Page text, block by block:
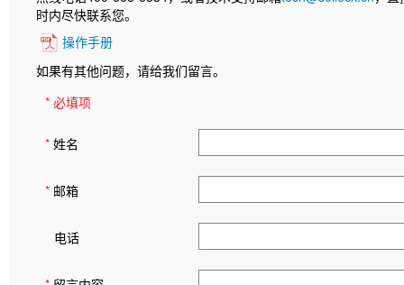
时内尽快联系您。
操作手册
如果有其他问题，请给我们留言。
* 必填项
* 姓名
* 邮箱
电话